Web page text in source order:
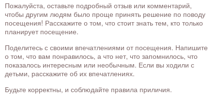
Пожалуйста, оставьте подробный отзыв или комментарий,
чтобы другим людям было проще принять решение по поводу
посещения! Расскажите о том, что стоит знать тем, кто только
планирует посещение.
Поделитесь с своими впечатлениями от посещения. Напишите
о том, что вам понравилось, а что нет, что запомнилось, что
показалось интересным или необычным. Если вы ходили с
детьми, расскажите об их впечатлениях.
Будьте корректны, и соблюдайте правила приличия.